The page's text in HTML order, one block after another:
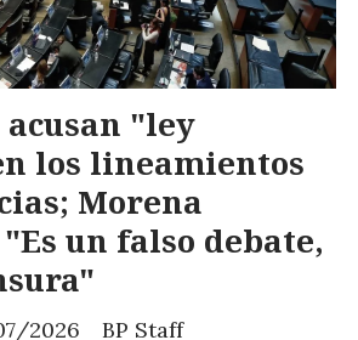
acusan "ley
los lineamientos
Morena
un falso debate,
BP Staff
2026